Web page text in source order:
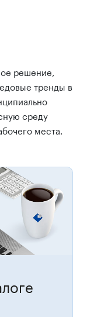
решение,
тренды в
среду
места.